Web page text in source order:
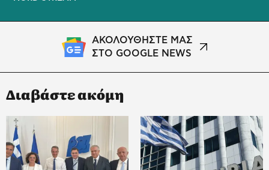
ΑΚΟΛΟΥΘΗΣΤΕ ΜΑΣ
ΣΤΟ GOOGLE NEWS
Διαβάστε ακόμη